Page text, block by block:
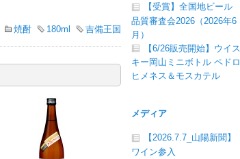
焼酎 180ml 吉備王国
【受賞】全国地ビール
品質審査会2026（2026年6
月）
【6/26販売開始】ウイス
キー岡山ミニボトル ペドロ
ヒメネス＆モスカテル
メディア
【2026.7.7_山陽新聞】
ワイン参入